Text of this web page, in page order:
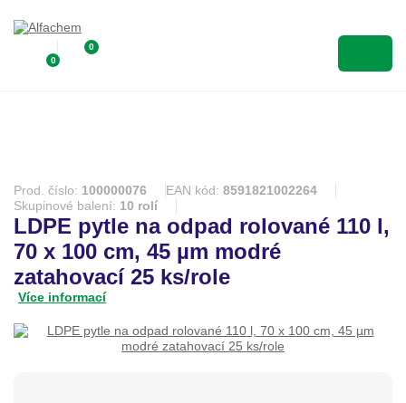
0
0
Prod. číslo: 100000076 EAN kód: 8591821002264
Skupinové balení: 10 rolí
LDPE pytle na odpad rolované 110 l,
70 x 100 cm, 45 µm modré
zatahovací 25 ks/role
Více informací